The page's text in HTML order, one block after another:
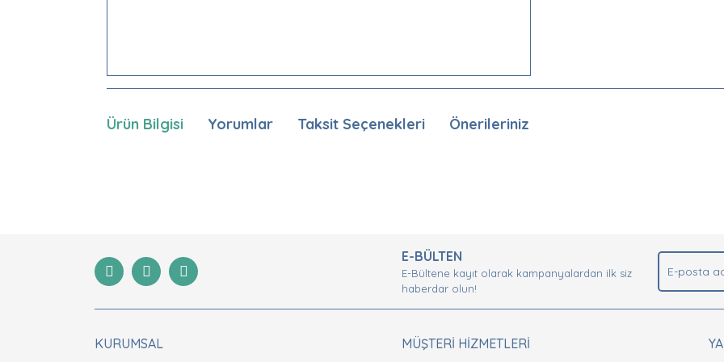
Ürün Bilgisi Yorumlar Taksit Seçenekleri Önerileriniz
Ürün açıklamasında eksik bilgiler bulunuyor.
Bu ürüne benzer farklı alternatifler olmalı.
E-BÜLTEN
E-Bültene kayıt olarak kampanyalardan ilk siz
haberdar olun!
KURUMSAL MÜŞTERİ HİZMETLERİ